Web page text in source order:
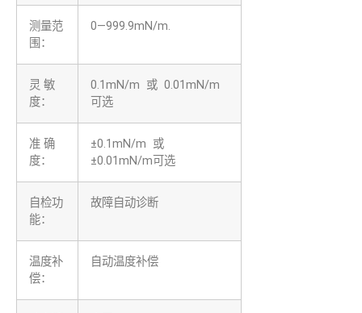
测量范
围：
0—999.9mN/m.
灵 敏
度：
0.1mN/m 或 0.01mN/m
可选
准 确
度：
±0.1mN/m 或
±0.01mN/m可选
自检功
能：
故障自动诊断
温度补
偿：
自动温度补偿